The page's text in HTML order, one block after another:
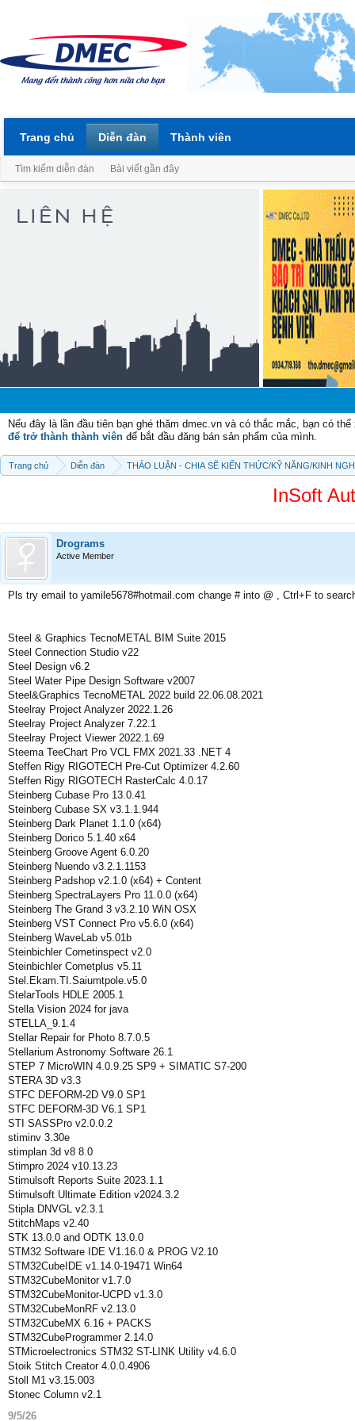
Nếu đây là lần đầu tiên bạn ghé thăm dmec.vn và có thắc mắc, bạn có
để trở thành thành viên để bắt đầu đăng bán sản phẩm của mình.
Trang chủ Diễn đàn THẢO LUẬN - CHIA SẼ KIẾN THỨC/KỸ NĂNG/KINH
InSoft
Drograms
Active Member
Pls try email to yamile5678#hotmail.com change # into @ , Ctrl+F to
Steel & Graphics TecnoMETAL BIM Suite 2015
Steel Connection Studio v22
Steel Design v6.2
Steel Water Pipe Design Software v2007
Steel&Graphics TecnoMETAL 2022 build 22.06.08.2021
Steelray Project Analyzer 2022.1.26
Steelray Project Analyzer 7.22.1
Steelray Project Viewer 2022.1.69
Steema TeeChart Pro VCL FMX 2021.33 .NET 4
Steffen Rigy RIGOTECH Pre-Cut Optimizer 4.2.60
Steffen Rigy RIGOTECH RasterCalc 4.0.17
Steinberg Cubase Pro 13.0.41
Steinberg Cubase SX v3.1.1.944
Steinberg Dark Planet 1.1.0 (x64)
Steinberg Dorico 5.1.40 x64
Steinberg Groove Agent 6.0.20
Steinberg Nuendo v3.2.1.1153
Steinberg Padshop v2.1.0 (x64) + Content
Steinberg SpectraLayers Pro 11.0.0 (x64)
Steinberg The Grand 3 v3.2.10 WiN OSX
Steinberg VST Connect Pro v5.6.0 (x64)
Steinberg WaveLab v5.01b
Steinbichler Cometinspect v2.0
Steinbichler Cometplus v5.11
Stel.Ekam.TI.Saiumtpole.v5.0
StelarTools HDLE 2005.1
Stella Vision 2024 for java
STELLA_9.1.4
Stellar Repair for Photo 8.7.0.5
Stellarium Astronomy Software 26.1
STEP 7 MicroWIN 4.0.9.25 SP9 + SIMATIC S7-200
STERA 3D v3.3
STFC DEFORM-2D V9.0 SP1
STFC DEFORM-3D V6.1 SP1
STI SASSPro v2.0.0.2
stiminv 3.30e
stimplan 3d v8 8.0
Stimpro 2024 v10.13.23
Stimulsoft Reports Suite 2023.1.1
Stimulsoft Ultimate Edition v2024.3.2
Stipla DNVGL v2.3.1
StitchMaps v2.40
STK 13.0.0 and ODTK 13.0.0
STM32 Software IDE V1.16.0 & PROG V2.10
STM32CubeIDE v1.14.0-19471 Win64
STM32CubeMonitor v1.7.0
STM32CubeMonitor-UCPD v1.3.0
STM32CubeMonRF v2.13.0
STM32CubeMX 6.16 + PACKS
STM32CubeProgrammer 2.14.0
STMicroelectronics STM32 ST-LINK Utility v4.6.0
Stoik Stitch Creator 4.0.0.4906
Stoll M1 v3.15.003
Stonec Column v2.1
9/5/26
Trang chủ Diễn đàn
Tìm kiếm diễn đàn Bài viết gần đây
Thành viên